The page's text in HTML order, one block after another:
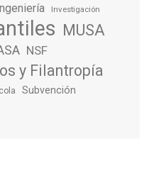
Investigación
MUSA
NSF
y Filantropía
Subvención